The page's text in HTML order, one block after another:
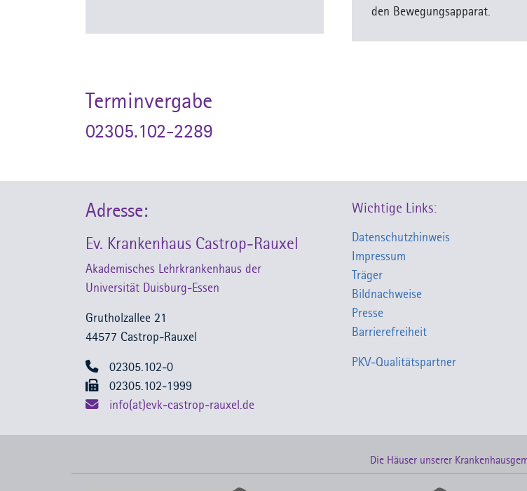
den Bewegungsapparat.
Terminvergabe
02305.102-2289
Adresse:
Ev. Krankenhaus Castrop-Rauxel
Akademisches Lehrkrankenhaus der
Universität Duisburg-Essen
Grutholzallee 21
44577 Castrop-Rauxel
02305.102-0
02305.102-1999
info(at)evk-castrop-rauxel.de
Wichtige Links:
Datenschutzhinweis
Impressum
Träger
Bildnachweise
Presse
Barrierefreiheit
PKV-Qualitätspartner
Die Häuser unserer